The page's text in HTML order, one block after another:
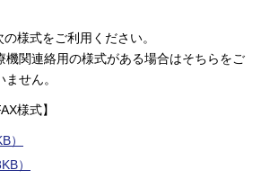
様式をご利用ください。
機関連絡用の様式がある場合はそちらをご
せん。
様式】
）
）